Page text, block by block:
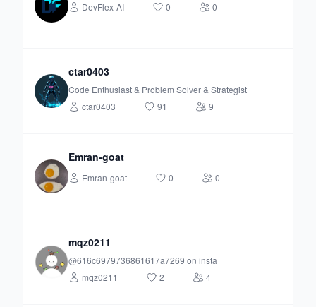
DevFlex-AI 0 0
ctar0403
Code Enthusiast & Problem Solver & Strategist
ctar0403
91 9
Emran-goat
Emran-goat 0 0
mqz0211
@616c6979736861617a7269 on insta
mqz0211
2 4